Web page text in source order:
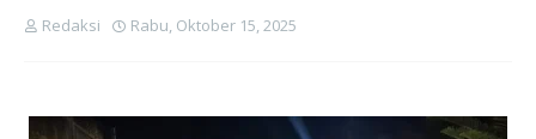
Redaksi Rabu, Oktober 15, 2025